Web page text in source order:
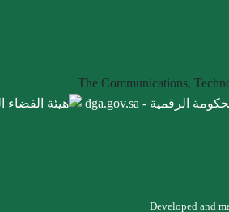
The Communications,
Developed and